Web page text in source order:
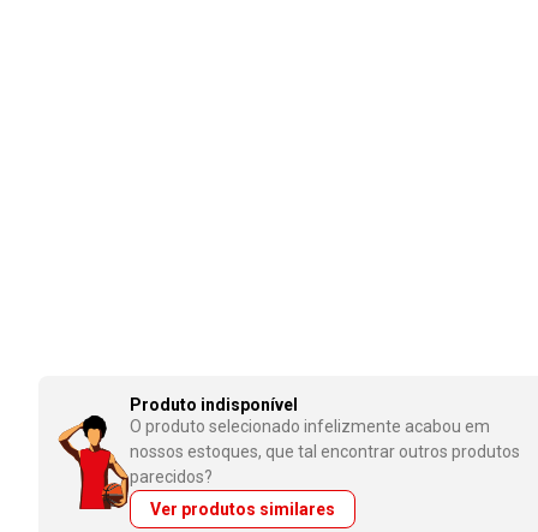
Produto indisponível
O produto selecionado infelizmente acabou em
nossos estoques, que tal encontrar outros produtos
parecidos?
Ver produtos similares